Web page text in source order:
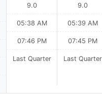
9.0
05:38 AM
07:46 PM
Last Quarter
9.0
05:39 AM
07:45 PM
Last Quarter